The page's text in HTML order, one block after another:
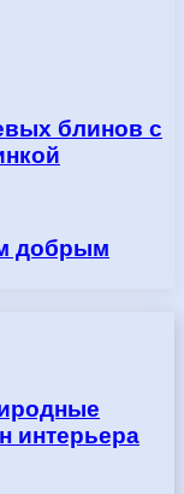
блинов с
добрым
интерьера